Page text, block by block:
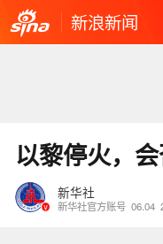
新浪新闻
以黎停火，
新华社
新华社官方账号 06.04